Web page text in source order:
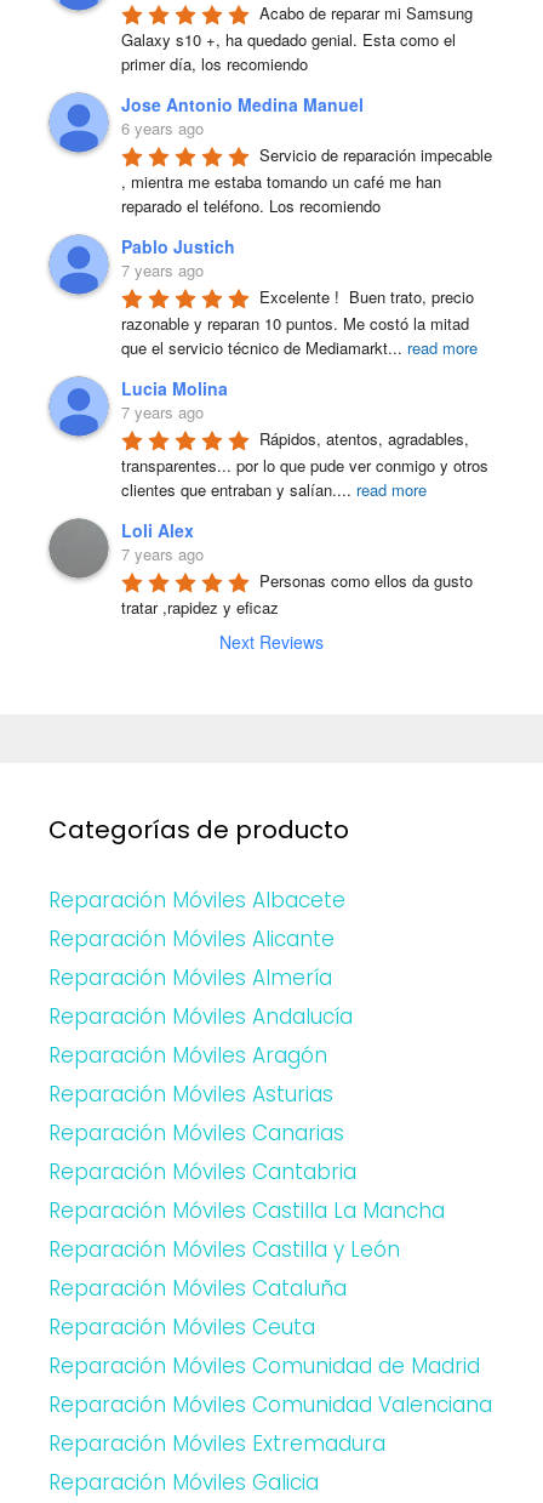
Acabo de reparar mi Samsung
Galaxy s10 +, ha quedado genial. Esta como el
primer día, los recomiendo
Jose Antonio Medina Manuel
6 years ago
Servicio de reparación impecable
, mientra me estaba tomando un café me han
reparado el teléfono. Los recomiendo
Pablo Justich
7 years ago
Excelente !  Buen trato, precio
razonable y reparan 10 puntos. Me costó la mitad
que el servicio técnico de Mediamarkt... read more
Lucia Molina
7 years ago
Rápidos, atentos, agradables,
transparentes... por lo que pude ver conmigo y otros
clientes que entraban y salían.... read more
Loli Alex
7 years ago
Personas como ellos da gusto
tratar ,rapidez y eficaz
Next Reviews
Categorías de producto
Reparación Móviles Albacete
Reparación Móviles Alicante
Reparación Móviles Almería
Reparación Móviles Andalucía
Reparación Móviles Aragón
Reparación Móviles Asturias
Reparación Móviles Canarias
Reparación Móviles Cantabria
Reparación Móviles Castilla La Mancha
Reparación Móviles Castilla y León
Reparación Móviles Cataluña
Reparación Móviles Ceuta
Reparación Móviles Comunidad de Madrid
Reparación Móviles Comunidad Valenciana
Reparación Móviles Extremadura
Reparación Móviles Galicia